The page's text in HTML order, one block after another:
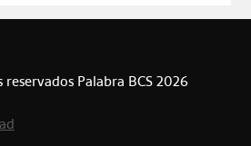
reservados Palabra BCS 2026